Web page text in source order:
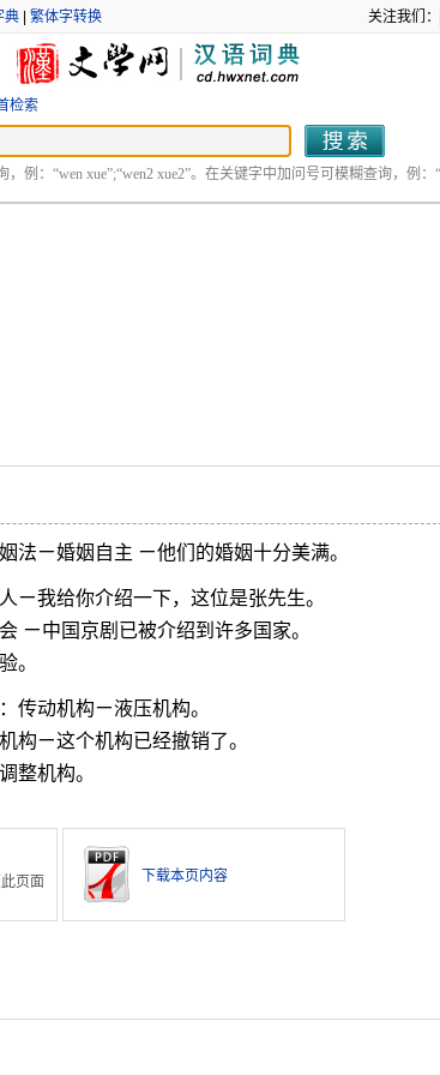
典| 繁体字转换 关注我们：
检索
，例：“wen xue”;“wen2 xue2”。在关键字中加问号可模糊查询，例：“
法ㄧ婚姻自主 ㄧ他们的婚姻十分美满。
我给你介绍一下，这位是张先生。
ㄧ中国京剧已被介绍到许多国家。
。
传动机构ㄧ液压机构。
ㄧ这个机构已经撤销了。
整机构。
页面
下载本页内容